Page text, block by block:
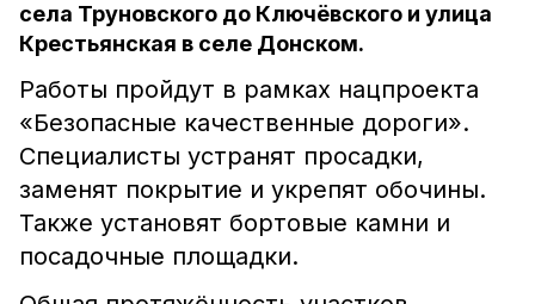
села Труновского до Ключёвского и улица
Крестьянская в селе Донском.
Работы пройдут в рамках нацпроекта
«Безопасные качественные дороги».
Специалисты устранят просадки,
заменят покрытие и укрепят обочины.
Также установят бортовые камни и
посадочные площадки.